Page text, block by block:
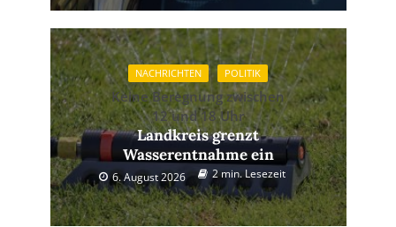
NACHRICHTEN POLITIK
Keine Beregnung zwischen
12 und 18 Uhr
Landkreis grenzt
Wasserentnahme ein
6. August 2026 2 min. Lesezeit